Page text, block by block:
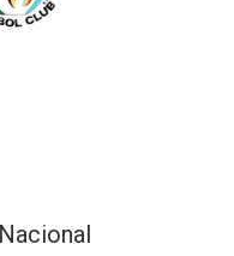
Nacional